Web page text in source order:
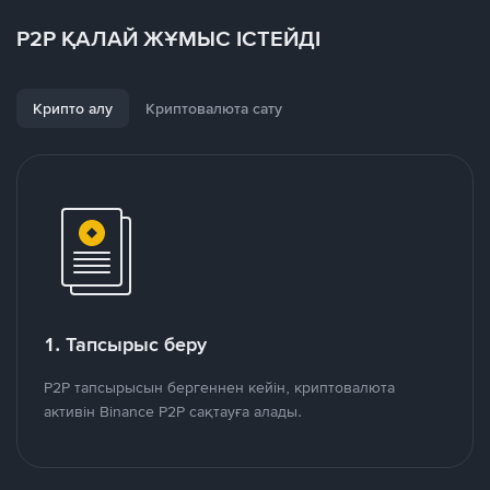
P2P ҚАЛАЙ ЖҰМЫС ІСТЕЙДІ
Крипто алу Криптовалюта сату
1. Тапсырыс беру
P2P тапсырысын бергеннен кейін, криптовалюта
активін Binance P2P сақтауға алады.